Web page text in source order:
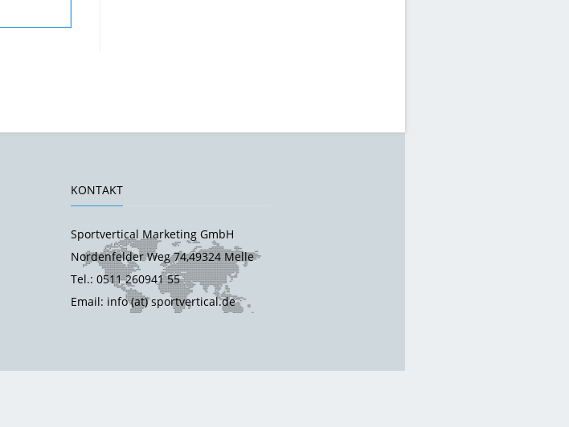
KONTAKT
Sportvertical Marketing GmbH
Nordenfelder Weg 74,49324 Melle
Tel.: 0511 260941 55
Email: info (at) sportvertical.de